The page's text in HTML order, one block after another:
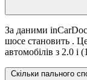
За даними
шосе становить .
автомобілів з 2.0 i
Скільки пального